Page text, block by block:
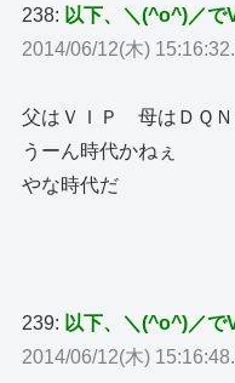
238: 以下、＼(^o^)／で
2014/06/12(木)
父はＶＩＰ 母はＤＱＮ
うーん時代かねぇ
やな時代だ
239: 以下、＼(^o^)／で
2014/06/12(木)